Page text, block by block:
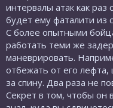
интервалы атак как
будет ему фаталити из
С более опытными
работать теми же
маневрировать.
отбежать от его
за спину. Два раза не
Секрет в том, чтобы он